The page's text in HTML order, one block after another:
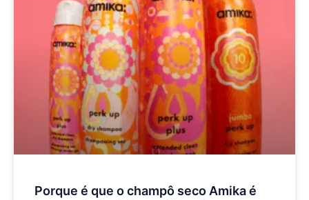
Porque é que o champô seco Amika é